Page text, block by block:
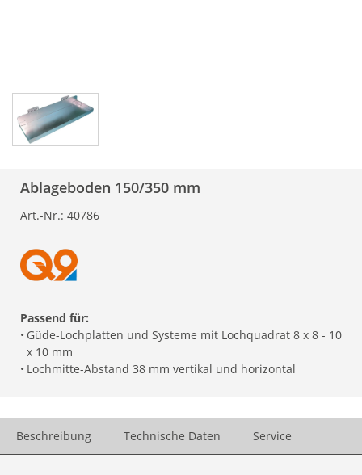
Ablageboden 150/350 mm
Art.-Nr.: 40786
Passend für:
• Güde-Lochplatten und Systeme mit Lochquadrat 8 x 8 - 10
x 10 mm
• Lochmitte-Abstand 38 mm vertikal und horizontal
Beschreibung Technische Daten Service